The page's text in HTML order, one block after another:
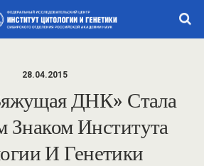
28.04.2015
ДНК» Стала
Знаком Института
И Генетики